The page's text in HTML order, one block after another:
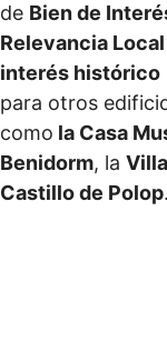
de Bien de
Relevancia
interés histórico
para otros
como la Casa
Benidorm, la
Castillo de Polop.